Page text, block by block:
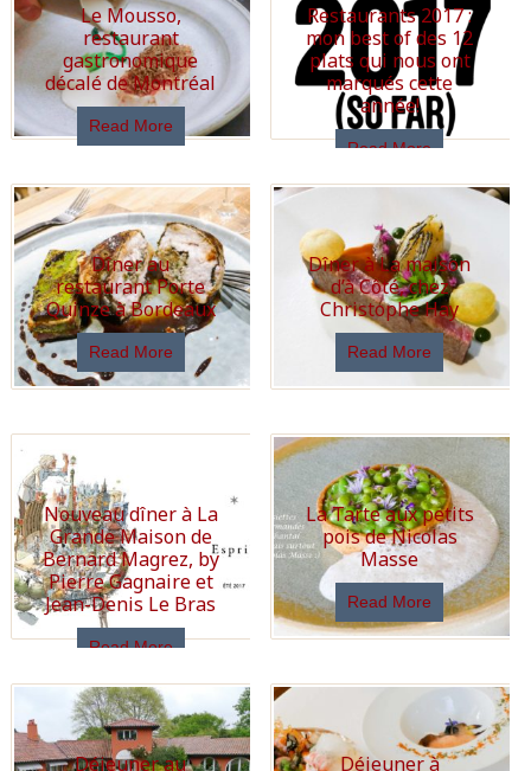
Le Mousso,
restaurant
gastronomique
décalé de Montréal
Read More
Restaurants 2017 :
mon best of des 12
plats qui nous ont
marqués cette
année!
Read More
Dîner au
restaurant Porte
Quinze à Bordeaux
Read More
Dîner à La maison
d’à Côté, chez
Christophe Hay
Read More
Nouveau dîner à La
Grande Maison de
Bernard Magrez, by
Pierre Gagnaire et
Jean-Denis Le Bras
Read More
La Tarte aux petits
pois de Nicolas
Masse
Read More
Déjeuner au
Déjeuner à